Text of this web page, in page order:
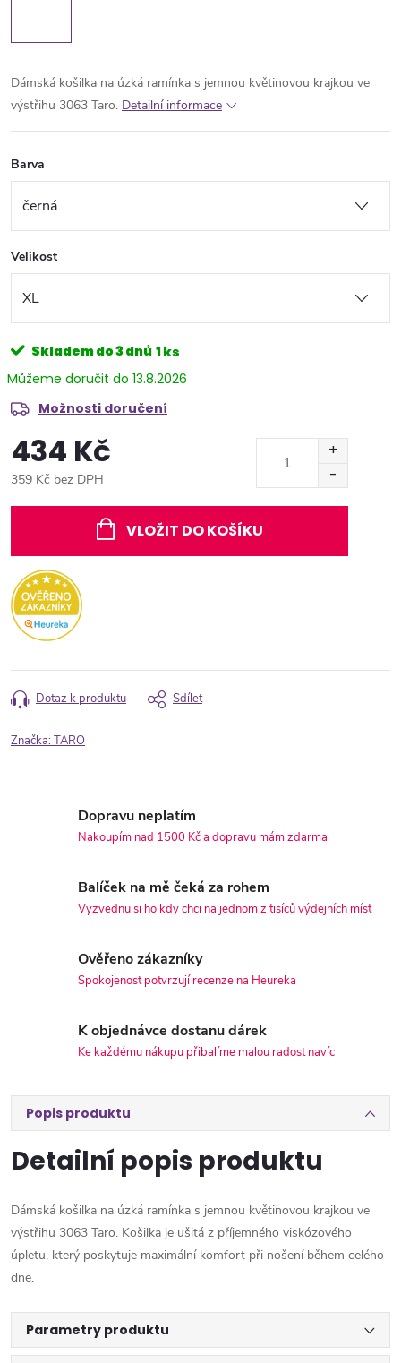
Dámská košilka na úzká ramínka s jemnou květinovou krajkou ve
výstřihu 3063 Taro. Detailní informace
Barva
Velikost
Skladem do 3 dnů 1 ks
13.8.2026
Možnosti doručení
434 Kč
359 Kč bez DPH
VLOŽIT DO KOŠÍKU
Dotaz k produktu Sdílet
Značka:TARO
Dopravu neplatím
Nakoupím nad 1500 Kč a dopravu mám zdarma
Balíček na mě čeká za rohem
Vyzvednu si ho kdy chci na jednom z tisíců výdejních míst
Ověřeno zákazníky
Spokojenost potvrzují recenze na Heureka
K objednávce dostanu dárek
Ke každému nákupu přibalíme malou radost navíc
Popis produktu
Detailní popis produktu
Dámská košilka na úzká ramínka s jemnou květinovou krajkou ve
výstřihu 3063 Taro. Košilka je ušitá z příjemného viskózového
úpletu, který poskytuje maximální komfort při nošení během celého
dne.
Parametry produktu